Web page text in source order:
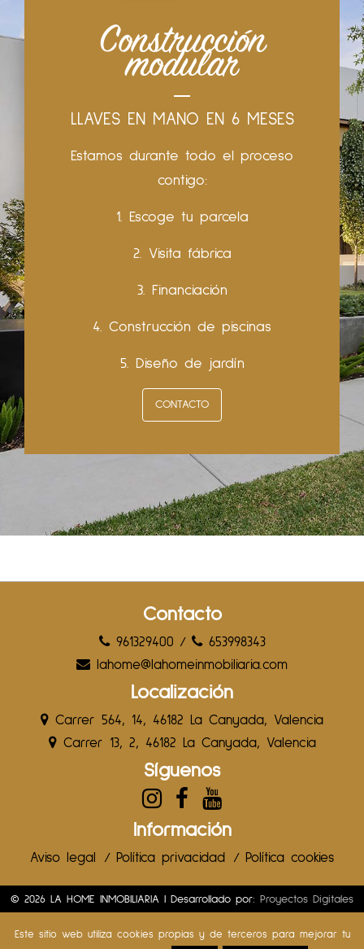
Construcción
modular
LLAVES EN MANO EN 6 MESES
Estamos durante todo el proceso
contigo:
1. Escoge tu parcela
2. Visita fábrica
3. Financiación
4. Construcción de piscinas
5. Diseño de jardín
CONTACTO
Contacto
961329400 /
653998343
lahome@lahomeinmobiliaria.com
Localización
Carrer 564, 14, 46182 La Canyada, Valencia
Carrer 13, 2, 46182 La Canyada, Valencia
Síguenos
Información
Aviso legal / Política privacidad / Política cookies
© 2026 LA HOME INMOBILIARIA | Desarrollado por: Proyectos Digitales
Este sitio web utiliza cookies propias y de terceros para mejorar tu